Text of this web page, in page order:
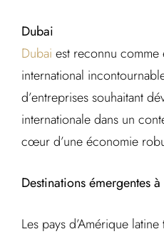
Dubai
Dubai est reconnu
international
d’entreprises souhaitant
internationale dans un
cœur d’une économie
Destinations émergentes
Les pays d’Amérique